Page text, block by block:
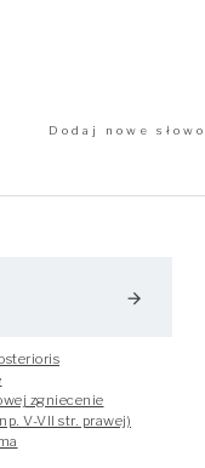
Dodaj nowe słowo
arrow_forward
zgniecenie
V-VII str. prawej)